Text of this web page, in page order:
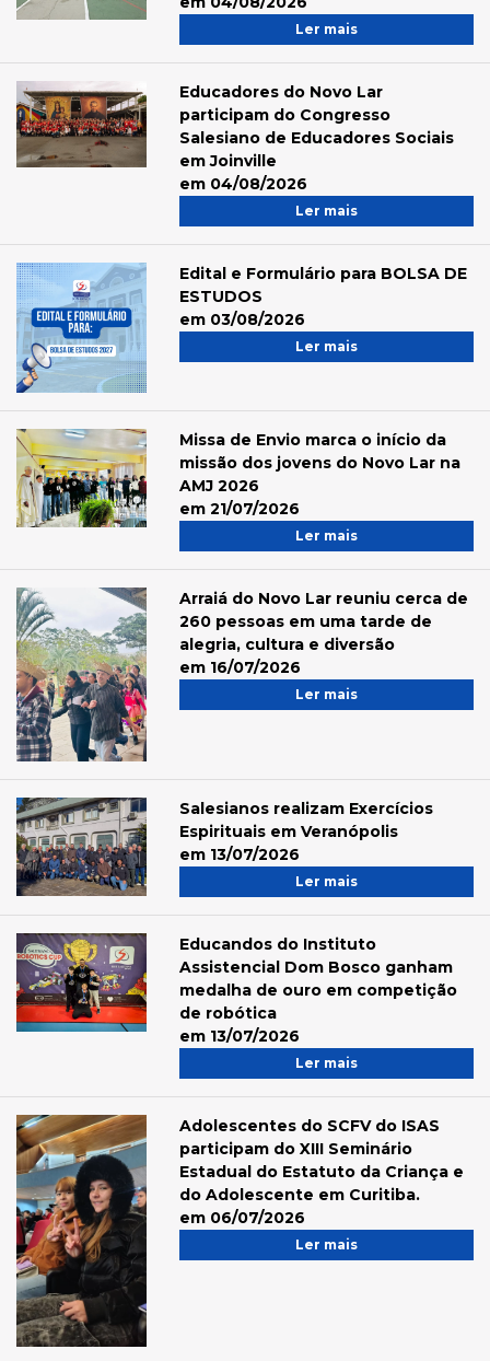
Ler mais
Educadores do Novo Lar
participam do Congresso
Salesiano de Educadores Sociais
em Joinville
em 04/08/2026
Ler mais
Edital e Formulário para BOLSA DE
ESTUDOS
em 03/08/2026
Ler mais
Missa de Envio marca o início da
missão dos jovens do Novo Lar na
AMJ 2026
em 21/07/2026
Ler mais
Arraiá do Novo Lar reuniu cerca de
260 pessoas em uma tarde de
alegria, cultura e diversão
em 16/07/2026
Ler mais
Salesianos realizam Exercícios
Espirituais em Veranópolis
em 13/07/2026
Ler mais
Educandos do Instituto
Assistencial Dom Bosco ganham
medalha de ouro em competição
de robótica
em 13/07/2026
Ler mais
Adolescentes do SCFV do ISAS
participam do XIII Seminário
Estadual do Estatuto da Criança e
do Adolescente em Curitiba.
em 06/07/2026
Ler mais